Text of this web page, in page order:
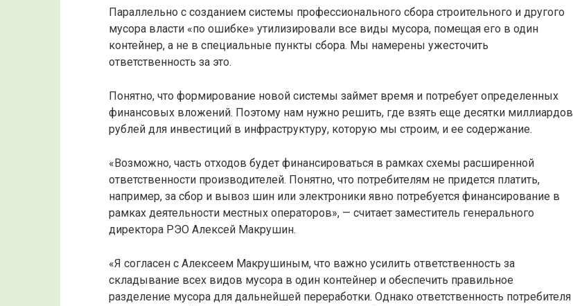
Параллельно с созданием системы профессионального сбора строительного и другого
мусора власти «по ошибке» утилизировали все виды мусора, помещая его в один
контейнер, а не в специальные пункты сбора. Мы намерены ужесточить
ответственность за это.
Понятно, что формирование новой системы займет время и потребует определенных
финансовых вложений. Поэтому нам нужно решить, где взять еще десятки миллиардов
рублей для инвестиций в инфраструктуру, которую мы строим, и ее содержание.
«Возможно, часть отходов будет финансироваться в рамках схемы расширенной
ответственности производителей. Понятно, что потребителям не придется платить,
например, за сбор и вывоз шин или электроники явно потребуется финансирование в
рамках деятельности местных операторов», — считает заместитель генерального
директора РЭО Алексей Макрушин.
«Я согласен с Алексеем Макрушиным, что важно усилить ответственность за
складывание всех видов мусора в один контейнер и обеспечить правильное
разделение мусора для дальнейшей переработки. Однако ответственность потребителя